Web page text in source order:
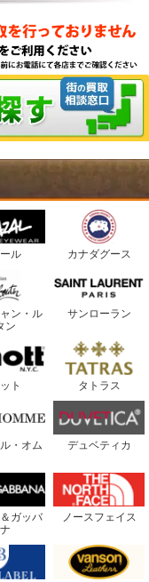
ル カナダグース
ン・ル
ン
サンローラン
ト タトラス
・オム デュベティカ
ガッバ
ノースフェイス